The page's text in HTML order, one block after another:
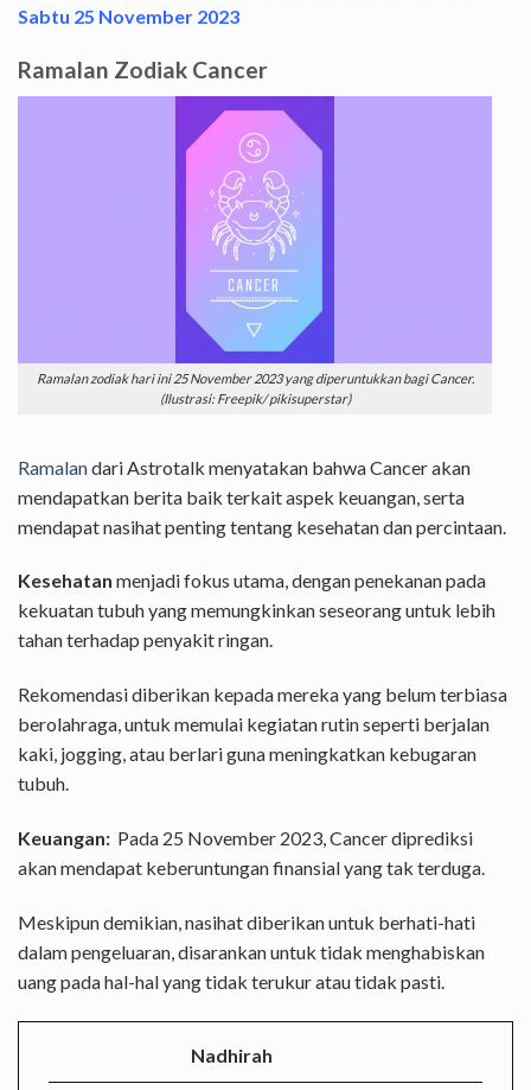
Sabtu 25 November 2023
Ramalan Zodiak Cancer
Ramalan zodiak hari ini 25 November 2023 yang diperuntukkan bagi Cancer.
(Ilustrasi: Freepik/ pikisuperstar)
Ramalandari Astrotalk menyatakan bahwa Cancer akan
mendapatkan berita baik terkait aspek keuangan, serta
mendapat nasihat penting tentang kesehatan dan percintaan.
Kesehatan menjadi fokus utama, dengan penekanan pada
kekuatan tubuh yang memungkinkan seseorang untuk lebih
tahan terhadap penyakit ringan.
Rekomendasi diberikan kepada mereka yang belum terbiasa
berolahraga, untuk memulai kegiatan rutin seperti berjalan
kaki, jogging, atau berlari guna meningkatkan kebugaran
tubuh.
Keuangan: Pada 25 November 2023, Cancer diprediksi
akan mendapat keberuntungan finansial yang tak terduga.
Meskipun demikian, nasihat diberikan untuk berhati-hati
dalam pengeluaran, disarankan untuk tidak menghabiskan
uang pada hal-hal yang tidak terukur atau tidak pasti.
Nadhirah